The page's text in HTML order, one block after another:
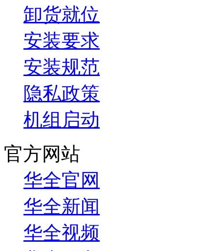
卸货就位
安装要求
安装规范
隐私政策
机组启动
官方网站
华全官网
华全新闻
华全视频